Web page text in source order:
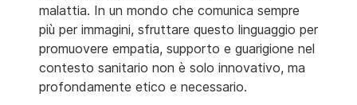
malattia. In un mondo che comunica sempre
più per immagini, sfruttare questo linguaggio per
promuovere empatia, supporto e guarigione nel
contesto sanitario non è solo innovativo, ma
profondamente etico e necessario.